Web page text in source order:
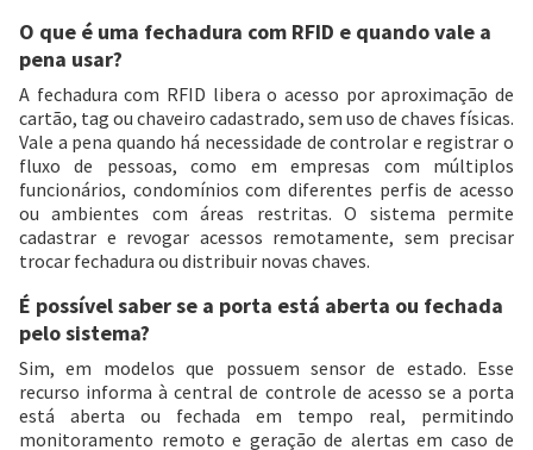
O que é uma fechadura com RFID e quando vale a
pena usar?
A fechadura com RFID libera o acesso por aproximação de
cartão, tag ou chaveiro cadastrado, sem uso de chaves físicas.
Vale a pena quando há necessidade de controlar e registrar o
fluxo de pessoas, como em empresas com múltiplos
funcionários, condomínios com diferentes perfis de acesso
ou ambientes com áreas restritas. O sistema permite
cadastrar e revogar acessos remotamente, sem precisar
trocar fechadura ou distribuir novas chaves.
É possível saber se a porta está aberta ou fechada
pelo sistema?
Sim, em modelos que possuem sensor de estado. Esse
recurso informa à central de controle de acesso se a porta
está aberta ou fechada em tempo real, permitindo
monitoramento remoto e geração de alertas em caso de